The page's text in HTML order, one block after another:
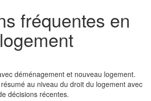
fréquentes en
déménagement et nouveau logement.
au niveau du droit du logement avec
décisions récentes.